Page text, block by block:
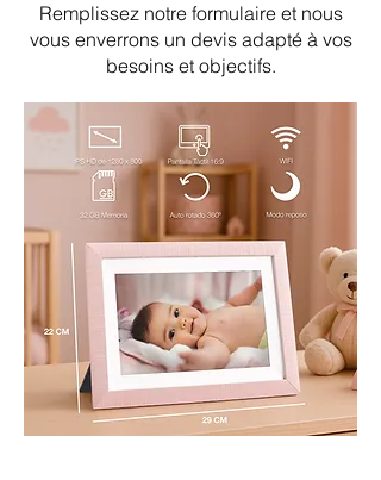
Remplissez notre formulaire et nous
vous enverrons un devis adapté à vos
besoins et objectifs.